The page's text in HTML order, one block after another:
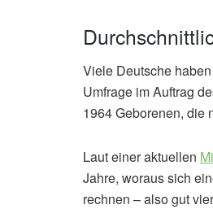
Viele Deutsche
Umfrage im Auftrag
1964 Geborenen, die
Laut einer aktuellen
Jahre, woraus sich
rechnen – also gut